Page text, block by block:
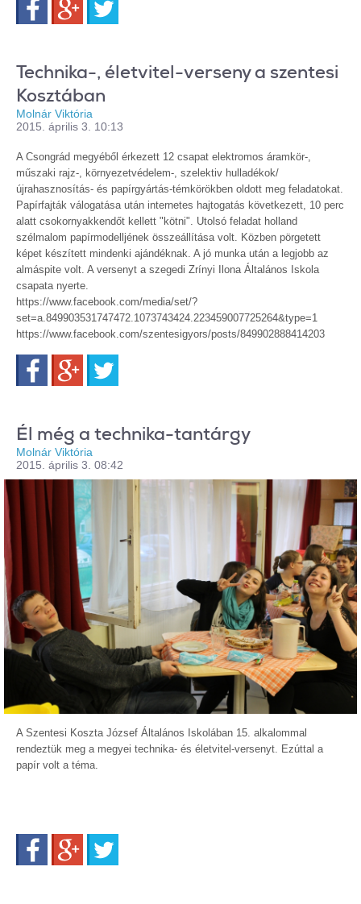
Technika-, életvitel-verseny a szentesi
Kosztában
Molnár Viktória
2015. április 3. 10:13
A Csongrád megyéből érkezett 12 csapat elektromos áramkör-,
műszaki rajz-, környezetvédelem-, szelektiv hulladékok/
újrahasznosítás- és papírgyártás-témkörökben oldott meg feladatokat.
Papírfajták válogatása után internetes hajtogatás következett, 10 perc
alatt csokornyakkendőt kellett "kötni". Utolsó feladat holland
szélmalom papírmodelljének összeállítása volt. Közben pörgetett
képet készített mindenki ajándéknak. A jó munka után a legjobb az
almáspite volt. A versenyt a szegedi Zrínyi Ilona Általános Iskola
csapata nyerte.
https://www.facebook.com/media/set/?
set=a.849903531747472.1073743424.223459007725264&type=1
https://www.facebook.com/szentesigyors/posts/849902888414203
FacebookGoogle+
Él még a technika-tantárgy
Molnár Viktória
2015. április 3. 08:42
A Szentesi Koszta József Általános Iskolában 15. alkalommal
rendeztük meg a megyei technika- és életvitel-versenyt. Ezúttal a
papír volt a téma.
FacebookGoogle+